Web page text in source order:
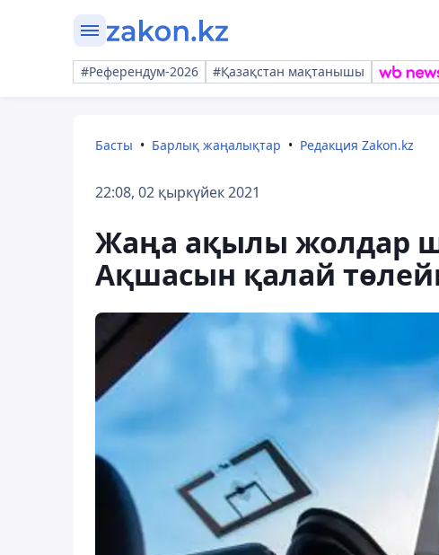
#Референдум-2026 #Қазақстан мақтанышы
Басты Барлық жаңалықтар Редакция Zakon.kz
22:08, 02 қыркүйек 2021
Жаңа ақылы жолдар
Ақшасын қалай